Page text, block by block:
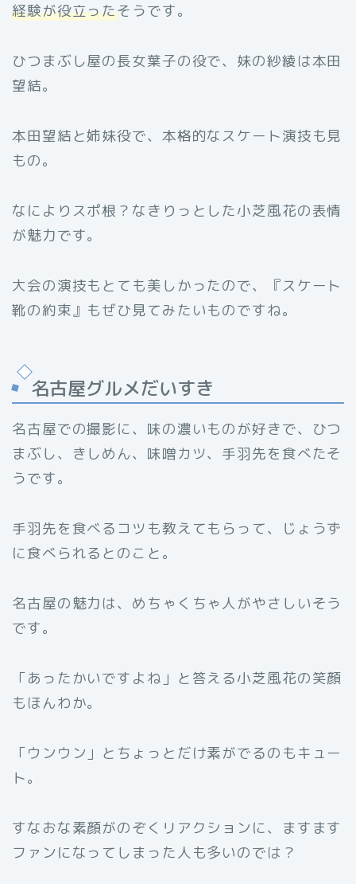
経験が役立ったそうです。
ひつまぶし屋の長女葉子の役で、妹の紗綾は本田
望結。
本田望結と姉妹役で、本格的なスケート演技も見
もの。
なによりスポ根？なきりっとした小芝風花の表情
が魅力です。
大会の演技もとても美しかったので、『スケート
靴の約束』もぜひ見てみたいものですね。
名古屋グルメだいすき
名古屋での撮影に、味の濃いものが好きで、ひつ
まぶし、きしめん、味噌カツ、手羽先を食べたそ
うです。
手羽先を食べるコツも教えてもらって、じょうず
に食べられるとのこと。
名古屋の魅力は、めちゃくちゃ人がやさしいそう
です。
「あったかいですよね」と答える小芝風花の笑顔
もほんわか。
「ウンウン」とちょっとだけ素がでるのもキュー
ト。
すなおな素顔がのぞくリアクションに、ますます
ファンになってしまった人も多いのでは？